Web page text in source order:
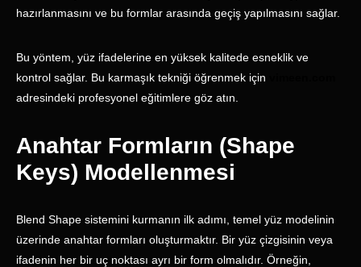
hazırlanmasını ve bu formlar arasında geçiş yapılmasını sağlar.
Bu yöntem, yüz ifadelerine en yüksek kalitede esneklik ve
kontrol sağlar. Bu karmaşık tekniği öğrenmek için
adresindeki profesyonel eğitimlere göz atın.
Anahtar Formların (Shape
Keys) Modellenmesi
Blend Shape sistemini kurmanın ilk adımı, temel yüz modelinin
üzerinde anahtar formları oluşturmaktır. Bir yüz çizgisinin veya
ifadenin her bir uç noktası ayrı bir form olmalıdır. Örneğin,